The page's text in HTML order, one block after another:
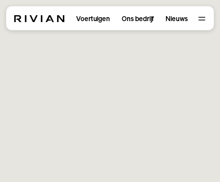
Voertuigen Ons bedrijf Nieuws